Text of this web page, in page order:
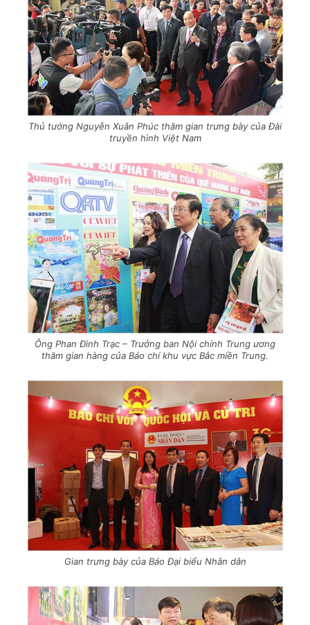
Thủ tướng Nguyễn Xuân Phúc thăm gian trưng bày của Đài
truyền hình Việt Nam
Ông Phan Đình Trạc – Trưởng ban Nội chính Trung ương
thăm gian hàng của Báo chí khu vực Bắc miền Trung.
Gian trưng bày của Báo Đại biểu Nhân dân